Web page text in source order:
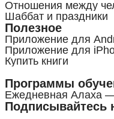
Отношения между
Шаббат и праздники
Полезное
Приложение для
Приложение для
Купить книги
Программы
Ежедневная Алаха
Подписывайтесь